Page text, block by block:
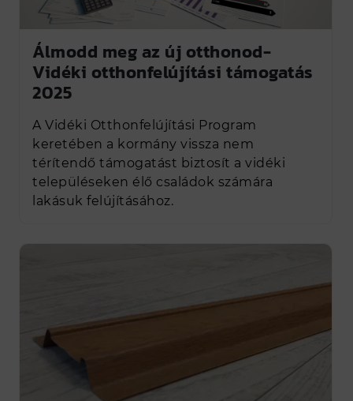
Álmodd meg az új otthonod-
Vidéki otthonfelújítási támogatás
2025
A Vidéki Otthonfelújítási Program
keretében a kormány vissza nem
térítendő támogatást biztosít a vidéki
településeken élő családok számára
lakásuk felújításához.